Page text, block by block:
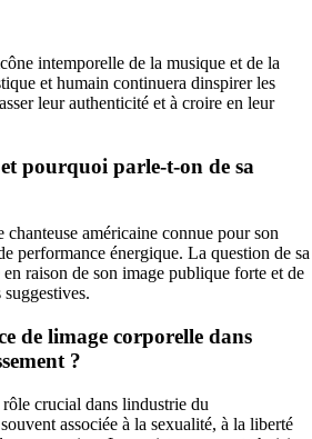
intemporelle de la musique et de la
et humain continuera dinspirer les
leur authenticité et à croire en leur
pourquoi parle-t-on de sa
chanteuse américaine connue pour son
performance énergique. La question de sa
raison de son image publique forte et de
suggestives.
de limage corporelle dans
?
crucial dans lindustrie du
associée à la sexualité, à la liberté